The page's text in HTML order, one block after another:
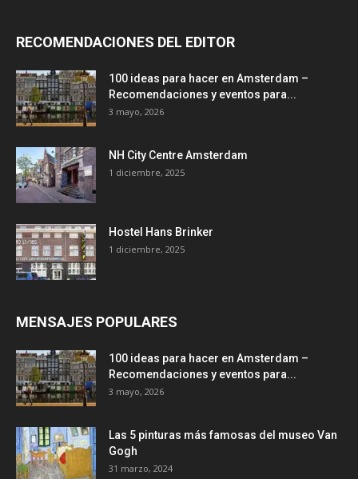
RECOMENDACIONES DEL EDITOR
100 ideas para hacer en Amsterdam –
Recomendaciones y eventos para...
3 mayo, 2026
NH City Centre Amsterdam
1 diciembre, 2025
Hostel Hans Brinker
1 diciembre, 2025
MENSAJES POPULARES
100 ideas para hacer en Amsterdam –
Recomendaciones y eventos para...
3 mayo, 2026
Las 5 pinturas más famosas del museo Van
Gogh
31 marzo, 2024